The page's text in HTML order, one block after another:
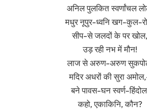
अनिल पुलकित स्वर्णांचल
मधुर नूपुर-ध्वनि खग-कुल-
सीप-से जलदों के पर खोल,
उड़ रही नभ में मौन!
लाज से अरुण-अरुण
मदिर अधरों की सुरा
बने पावस-घन स्वर्ण-
कहो, एकाकिनि, कौन?